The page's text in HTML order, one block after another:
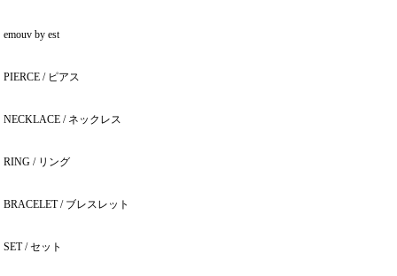
emouv by est
PIERCE / ピアス
NECKLACE / ネックレス
RING / リング
BRACELET / ブレスレット
SET / セット